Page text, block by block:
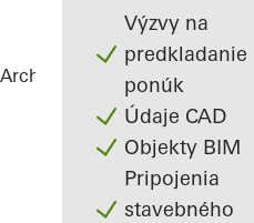
Výzvy na
predkladanie
ponúk
Údaje CAD
Objekty BIM
Pripojenia
stavebného
Architekti ReferencieHighlights